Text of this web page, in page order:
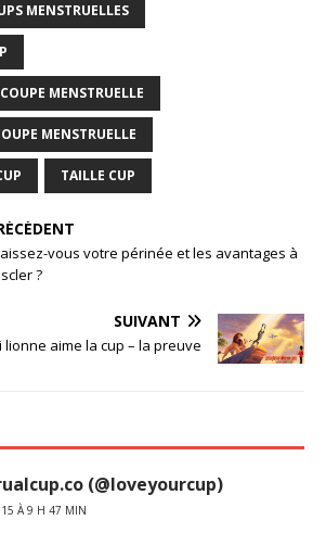
MENSTRUELLES
MENSTRUELLE
MENSTRUELLE
TAILLE CUP
vous votre périnée et les avantages à
?
SUIVANT
lionne aime la cup – la preuve
(@loveyourcup)
À 9 H 47 MIN